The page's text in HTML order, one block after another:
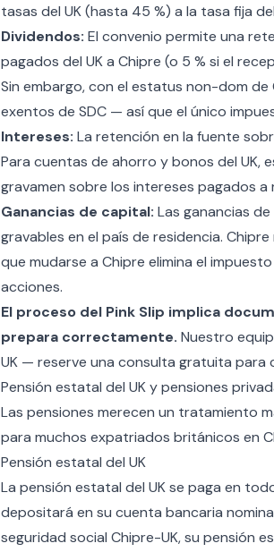
tasas del UK (hasta 45 %) a la tasa fija
Dividendos: El convenio permite una
pagados del UK a Chipre (o 5 % si el
Sin embargo, con el estatus non-dom de
exentos de SDC — así que el único
Intereses: La retención en la fuente
Para cuentas de ahorro y bonos del UK,
gravamen sobre los intereses pagados
Ganancias de capital: Las ganancias
gravables en el país de residencia.
que mudarse a Chipre elimina el
acciones.
El proceso del Pink Slip implica
prepara correctamente. Nuestro
UK — reserve una consulta gratuita para
Pensión estatal del UK y pensiones
Las pensiones merecen un tratamiento
para muchos expatriados británicos en
Pensión estatal del UK
La pensión estatal del UK se paga en
depositará en su cuenta bancaria
seguridad social Chipre-UK, su pensión